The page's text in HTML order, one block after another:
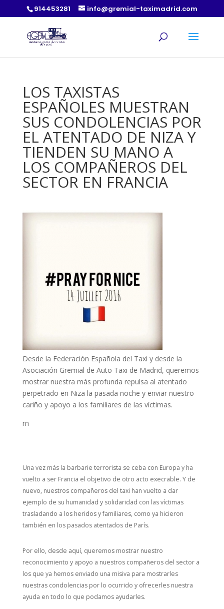
914453281 info@gremial-taximadrid.com
LOS TAXISTAS
ESPAÑOLES MUESTRAN
SUS CONDOLENCIAS POR
EL ATENTADO DE NIZA Y
TIENDEN SU MANO A
LOS COMPAÑEROS DEL
SECTOR EN FRANCIA
Desde la Federación Española del Taxi y desde la
Asociación Gremial de Auto Taxi de Madrid, queremos
mostrar nuestra más profunda repulsa al atentado
perpetrado en Niza la pasada noche y enviar nuestro
cariño y apoyo a los familiares de las víctimas.
rn
Una vez más la barbarie terrorista se ceba con Europa y ha
vuelto a ser Francia el objetivo de otro acto execrable. Y de
nuevo, nuestros compañeros del taxi han vuelto a dar
ejemplo de su humanidad y solidaridad con las víctimas
trasladando a los heridos y familiares, como ya hicieron
también en los pasados atentados de París.
Por ello, desde aquí, queremos mostrar nuestro
reconocimiento y apoyo a nuestros compañeros del sector a
los que ya hemos enviado una misiva para mostrarles
nuestras condolencias por lo ocurrido y ofrecerles nuestra
ayuda en todo lo que podamos ayudarles.